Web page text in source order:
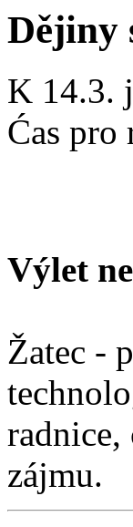
Dějiny
K 14.3.
Ćas pro
Výlet
Žatec -
radnice,
zájmu.